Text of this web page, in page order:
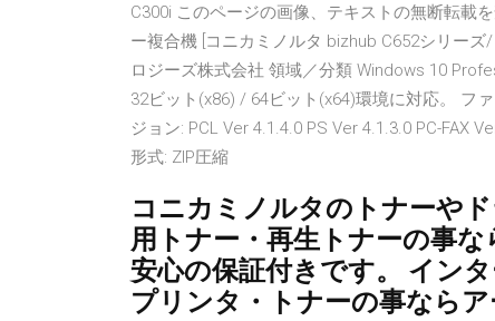
C300i このページの画像、テキストの無断転載
ー複合機 [コニカミノルタ bizhub C652シリー
ロジーズ株式会社 領域／分類 Windows 10
32ビット(x86) / 64ビット(x64)環境に対応。 フ
ジョン: PCL Ver 4.1.4.0 PS Ver 4.1.3.0 PC-FAX
形式: ZIP圧縮
コニカミノルタのトナーや
用トナー・再生トナーの事
安心の保証付きです。 インタ
プリンタ・トナーの事なら